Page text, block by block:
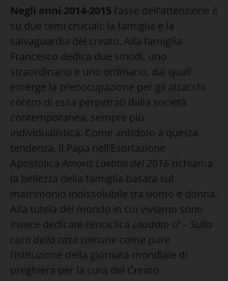
Negli anni 2014-2015 l’asse dell’attenzione è
su due temi cruciali: la famiglia e la
salvaguardia del creato. Alla famiglia
Francesco dedica due sinodi, uno
straordinario e uno ordinario, dai quali
emerge la preoccupazione per gli attacchi
contro di essa perpetrati dalla società
contemporanea, sempre più
individualistica. Come antidoto a questa
tendenza, il Papa nell’Esortazione
ApostolicaAmoris Laetitia del 2016 richiama
la bellezza della famiglia basata sul
matrimonio indissolubile tra uomo e donna.
Alla tutela del mondo in cui viviamo sono
invece dedicate l’enciclica Laudato si’– Sulla
cura della casa comune come pure
l’istituzione della giornata mondiale di
preghiera per la cura del Creato.